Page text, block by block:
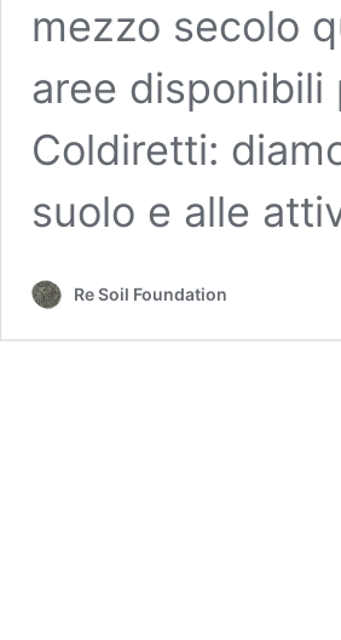
mezzo secolo
aree disponibili
Coldiretti:
suolo e alle
Re Soil Foundation